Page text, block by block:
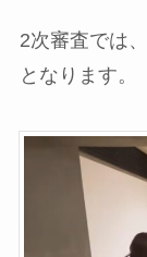
2次審査では、
となります。